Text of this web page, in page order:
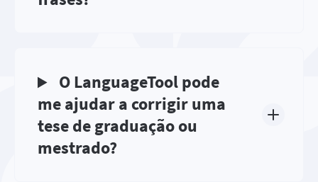
O LanguageTool pode
me ajudar a corrigir uma
tese de graduação ou
mestrado?